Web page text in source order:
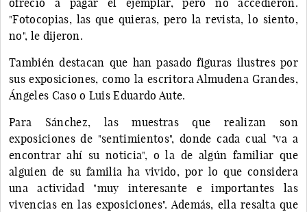
"Fotocopias, las que quieras, pero la revista, lo siento,
no", le dijeron.
También destacan que han pasado figuras ilustres por
sus exposiciones, como la escritora Almudena Grandes,
Ángeles Caso o Luis Eduardo Aute.
Para Sánchez, las muestras que realizan son
exposiciones de "sentimientos", donde cada cual "va a
encontrar ahí su noticia", o la de algún familiar que
alguien de su familia ha vivido, por lo que considera
una actividad "muy interesante e importantes las
vivencias en las exposiciones". Además, ella resalta que